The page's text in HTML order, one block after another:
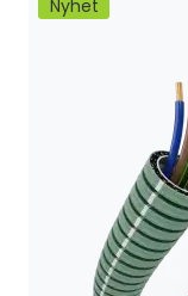
Nyhet